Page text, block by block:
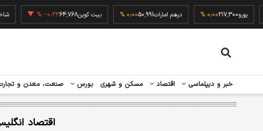
یورو217,300۰٫۰۰ % درهم امارات50,991۰٫۰۰ % بیت کوین64,768 ‎−۰٫۲۳ %
خبر و دیپلماسی اقتصاد مسکن و شهری بورس صنعت، معدن و
اقتصاد